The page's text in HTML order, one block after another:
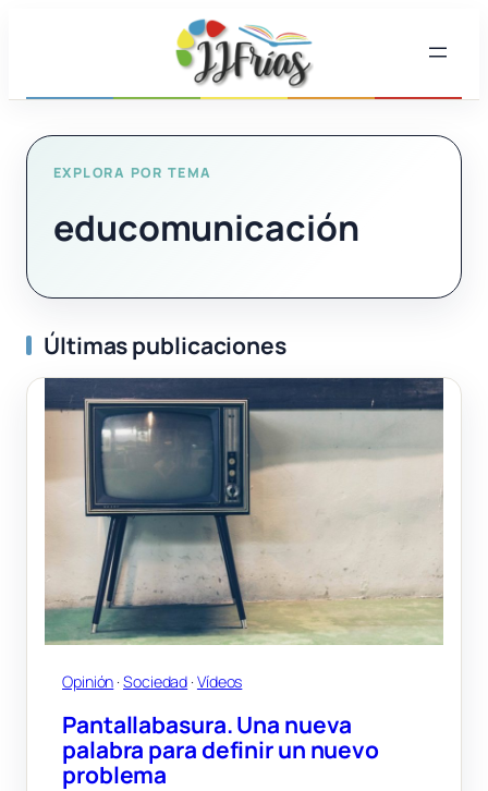
EXPLORA POR TEMA
educomunicación
Últimas publicaciones
Opinión · Sociedad · Vídeos
Pantallabasura. Una nueva
palabra para definir un nuevo
problema